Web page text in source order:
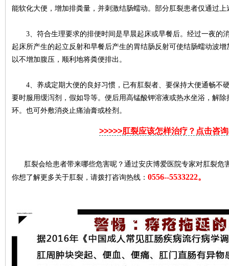
能软化大便，增加排粪量，并刺激结肠蠕动。部分肛裂患者仅通过
3、符合生理要求的排便时间是早晨起床或早餐后。经过一夜的
起床所产生的起立反射和早餐后产生的胃结肠反射可使结肠蠕动波
以不增加腹压，顺利地将粪便排出。
4、养成定期大便的良好习惯，已有肛裂者、要保持大便通畅不
要时服用缓泻剂，假如导等。便后用高锰酸钾溶液或热水坐浴，解
环。也可外敷消炎止痛油膏或栓剂。
>>>>>肛裂应该怎样治疗？点击咨
肛裂会给患者带来哪些危害呢？通过安庆博爱医院专家对肛裂危
你想了解更多关于肛裂，请拨打咨询热线： 0556--5533222。
上...[详细]
海...[详细]